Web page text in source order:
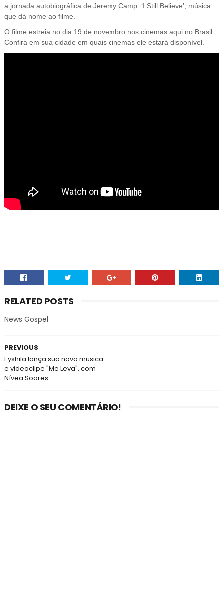
a jornada autobiográfica de Jeremy Camp. ‘I Still Believe’, música
que dá nome ao filme.
O filme estreia no dia 19 de novembro nos cinemas aqui no Brasil.
Confira em sua cidade em quais cinemas ele estará disponível.
RELATED POSTS
News Gospel
PREVIOUS
Eyshila lança sua nova música
e videoclipe "Me Leva", com
Nívea Soares
DEIXE O SEU COMENTÁRIO!